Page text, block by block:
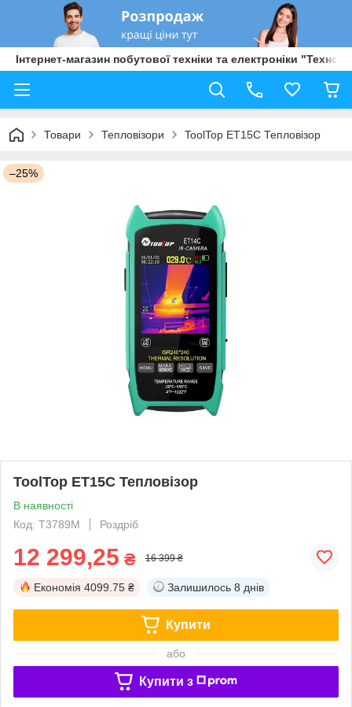
Інтернет-магазин побутової техніки та електроніки "Техно
Товари Тепловізори ToolTop ET15C Тепловізор
–25%
ToolTop ET15C Тепловізор
В наявності
Код: T3789М
Роздріб
12 299,25 ₴ 16 399 ₴
Економія 4099.75 ₴ Залишилось 8 днів
Купити
або
Купити з